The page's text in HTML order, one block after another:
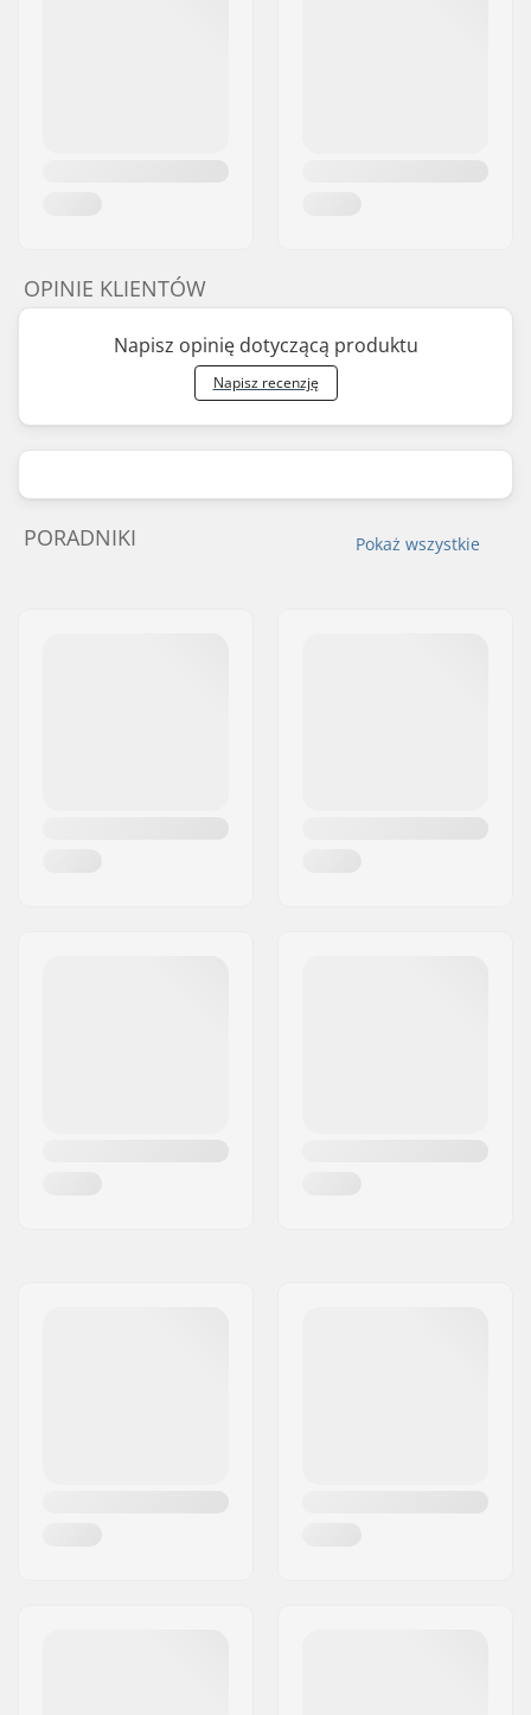
OPINIE KLIENTÓW
Napisz opinię dotyczącą produktu
Napisz recenzję
Pokaż wszystkie
PORADNIKI